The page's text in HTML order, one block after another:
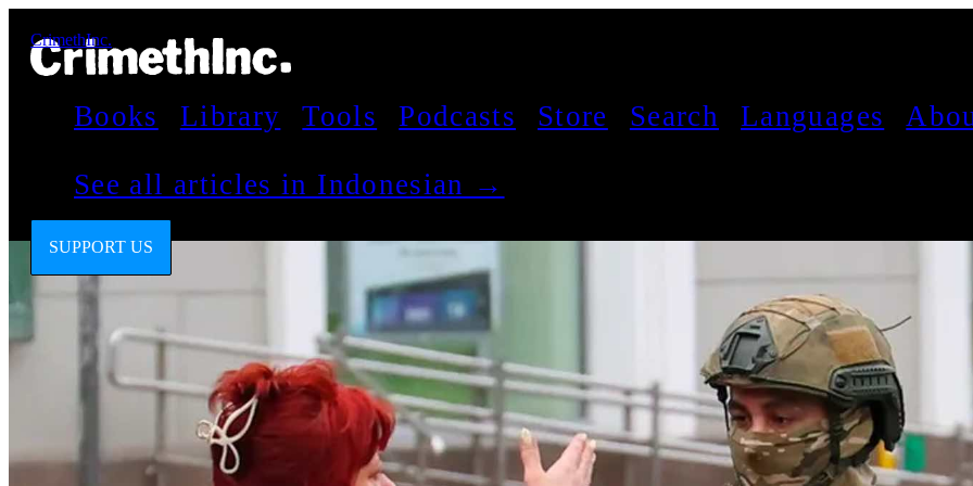
CrimethInc.
Books Library Tools Podcasts Store Search Languages
See all articles in Indonesian →
SUPPORT US